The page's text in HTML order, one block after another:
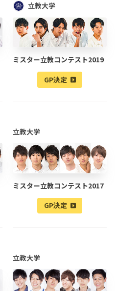
立教大学
ミスター立教コンテスト2019
GP決定
立教大学
ミスター立教コンテスト2017
GP決定
立教大学